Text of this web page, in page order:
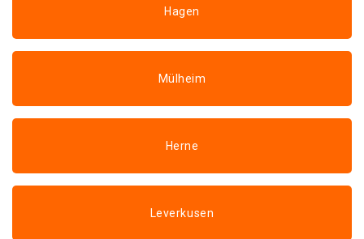
Hagen
Mülheim
Herne
Leverkusen